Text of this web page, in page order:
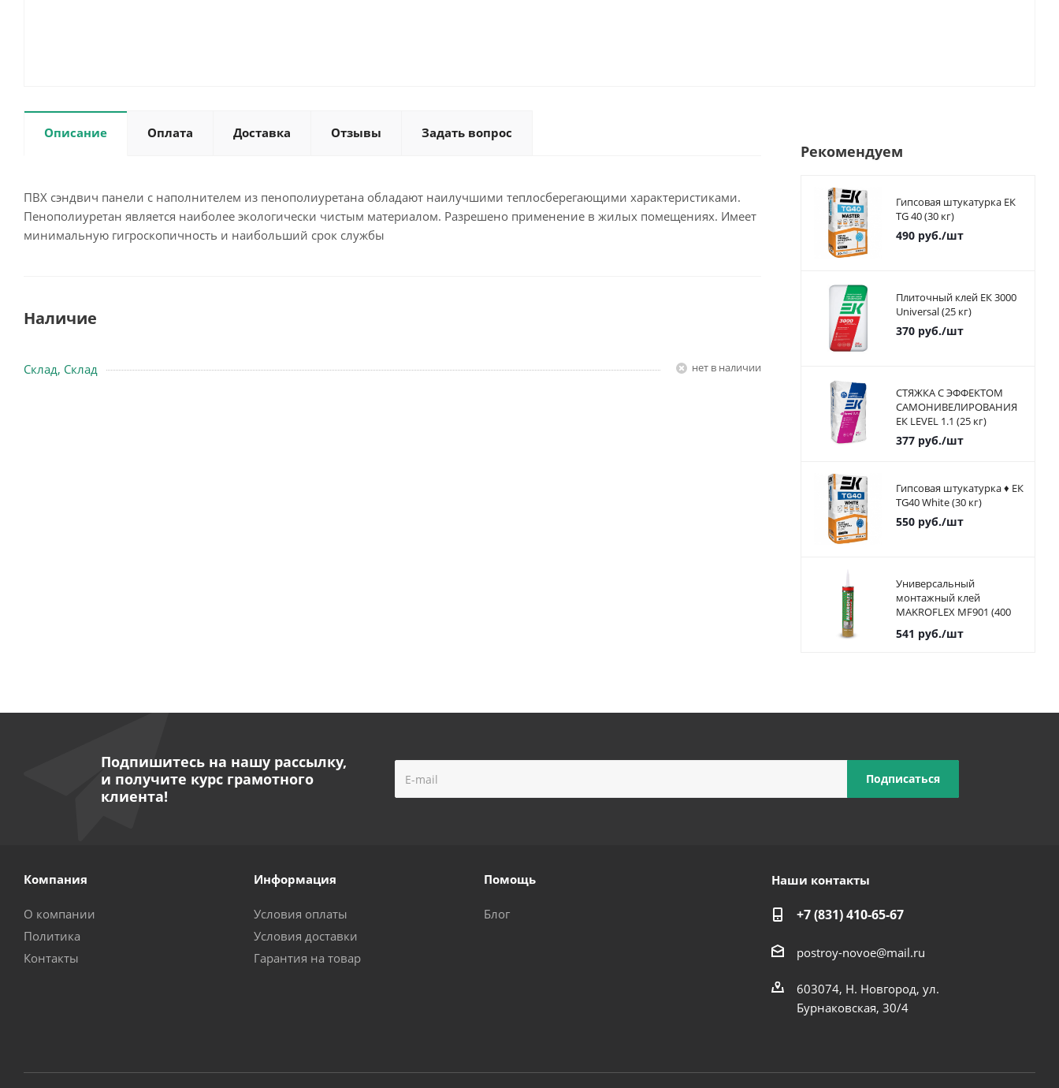
Описание Оплата Доставка Отзывы Задать вопрос
ПВХ сэндвич панели с наполнителем из пенополиуретана обладают наилучшими теплосберегающими характеристиками.
Пенополиуретан является наиболее экологически чистым материалом. Разрешено применение в жилых помещениях. Имеет
минимальную гигроскопичность и наибольший срок службы
Наличие
Склад, Склад Нет в наличии
Рекомендуем
Гипсовая штукатурка ЕК
TG 40 (30 кг)
490руб./шт
Плиточный клей ЕК 3000
Universal (25 кг)
370руб./шт
СТЯЖКА С ЭФФЕКТОМ
САМОНИВЕЛИРОВАНИЯ
ЕК LEVEL 1.1 (25 кг)
377руб./шт
Гипсовая штукатурка ♦ ЕК
TG40 White (30 кг)
550руб./шт
Универсальный
монтажный клей
MAKROFLEX MF901 (400
541 руб./шт
Подпишитесь на нашу рассылку,
и получите курс грамотного
клиента!
Компания
О компании
Политика
Контакты
Информация
Условия оплаты
Условия доставки
Гарантия на товар
Помощь
Блог
Наши контакты
+7 (831) 410-65-67
postroy-novoe@mail.ru
603074, Н. Новгород, ул.
Бурнаковская, 30/4